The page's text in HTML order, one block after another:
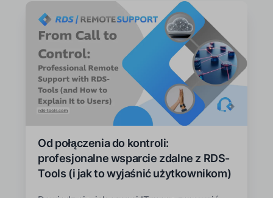
Od połączenia do kontroli:
profesjonalne wsparcie zdalne z RDS-
Tools (i jak to wyjaśnić użytkownikom)